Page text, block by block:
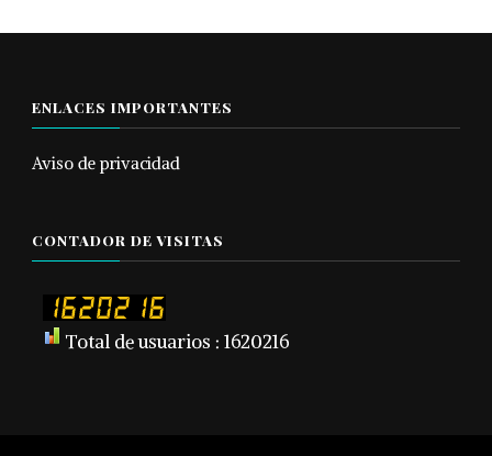
ENLACES IMPORTANTES
Aviso de privacidad
CONTADOR DE VISITAS
Total de usuarios : 1620216